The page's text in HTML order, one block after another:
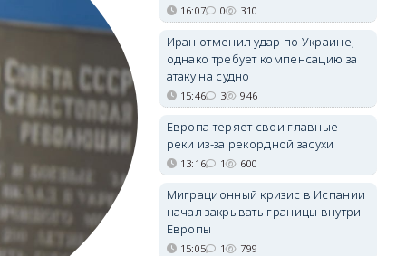
16:07 0 310
Иран отменил удар по Украине,
однако требует компенсацию за
атаку на судно
15:46 3 946
Европа теряет свои главные
реки из-за рекордной засухи
13:16 1 600
Миграционный кризис в Испании
начал закрывать границы внутри
Европы
15:05 1 799